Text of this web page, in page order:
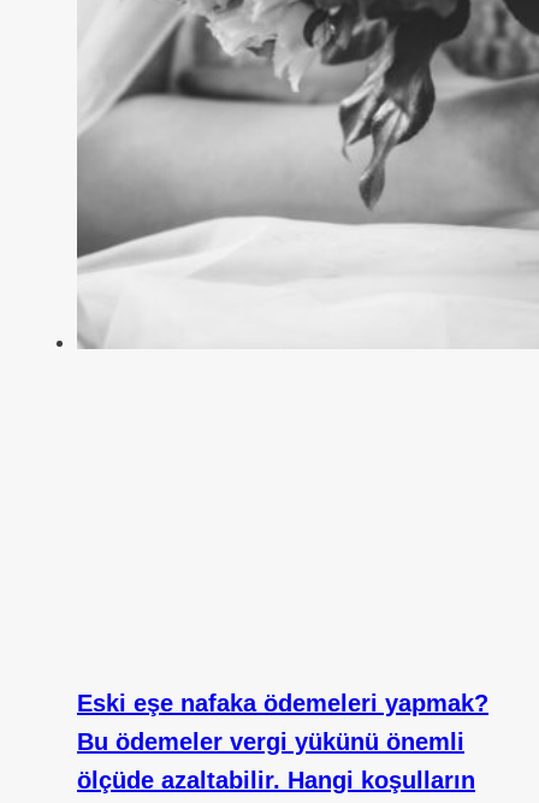
Eski eşe nafaka ödemeleri yapmak?
Bu ödemeler vergi yükünü önemli
ölçüde azaltabilir. Hangi koşulların